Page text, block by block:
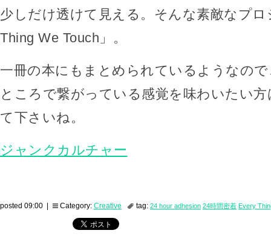
少しだけ透けて見える。そんな素敵なプ
Thing We Touch」。
一冊の本にもまとめられているようなの
ところで繋がっている感覚を味わいたい
て下さいね。
ジャンクカルチャー
posted 09:00 | Category: Creative tag: 24 hour adhesion 24時間密着 Every